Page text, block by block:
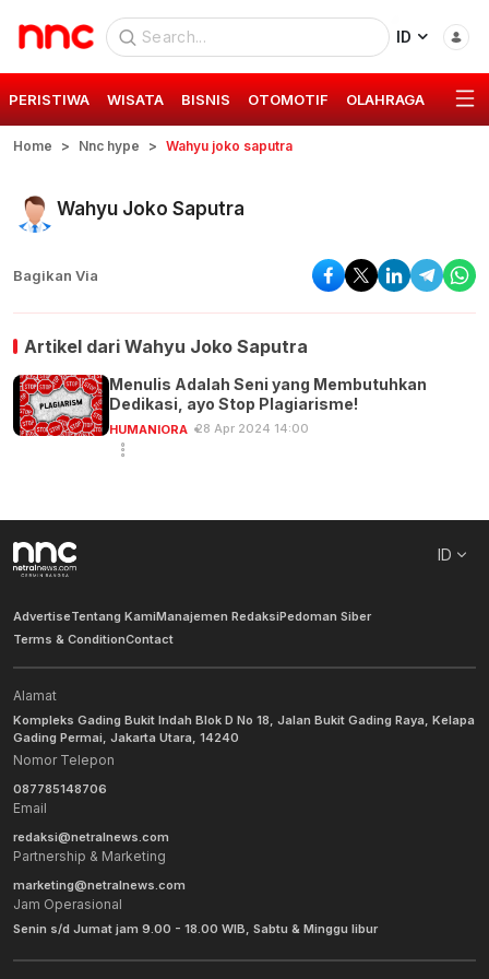
ID
PERISTIWA WISATA BISNIS OTOMOTIF OLAHRAGA GAYA
Home Nnc hype Wahyu joko saputra
Wahyu Joko Saputra
Bagikan Via
Artikel dari Wahyu Joko Saputra
Menulis Adalah Seni yang Membutuhkan
Dedikasi, ayo Stop Plagiarisme!
HUMANIORA 28 Apr 2024 14:00
ID
AdvertiseTentang KamiManajemen RedaksiPedoman Siber
Terms & ConditionContact
Alamat
Kompleks Gading Bukit Indah Blok D No 18, Jalan Bukit Gading Raya, Kelapa
Gading Permai, Jakarta Utara, 14240
Nomor Telepon
087785148706
Email
redaksi@netralnews.com
Partnership & Marketing
marketing@netralnews.com
Jam Operasional
Senin s/d Jumat jam 9.00 - 18.00 WIB, Sabtu & Minggu libur